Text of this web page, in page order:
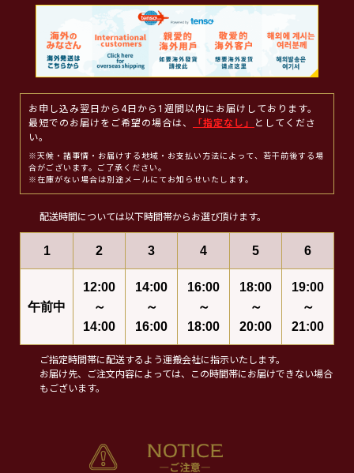
お申し込み翌日から4日から1週間以内にお届けしております。
最短でのお届けをご希望の場合は、
「指定なし」
としてくださ
い。
※天候・諸事情・お届けする地域・お支払い方法によって、若干前後する場
合がございます。ご了承ください。
※在庫がない場合は別途メールにてお知らせいたします。
配送時間については以下時間帯からお選び頂けます。
1 2 3 4 5 6
午前中
12:00
～
14:00
14:00
～
16:00
16:00
～
18:00
18:00
～
20:00
19:00
～
21:00
ご指定時間帯に配送するよう運搬会社に指示いたします。
お届け先、ご注文内容によっては、この時間帯にお届けできない場合
もございます。